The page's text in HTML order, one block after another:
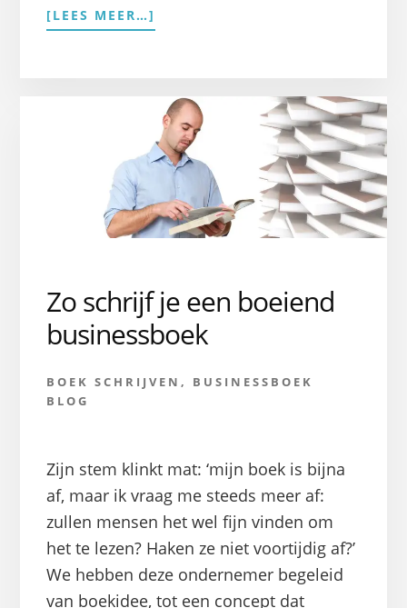
[LEES MEER…]
8
Zo schrijf je een boeiend
businessboek
BOEK SCHRIJVEN , BUSINESSBOEK
BLOG
Zijn stem klinkt mat: ‘mijn boek is bijna
af, maar ik vraag me steeds meer af:
zullen mensen het wel fijn vinden om
het te lezen? Haken ze niet voortijdig af?’
We hebben deze ondernemer begeleid
van boekidee, tot een concept dat